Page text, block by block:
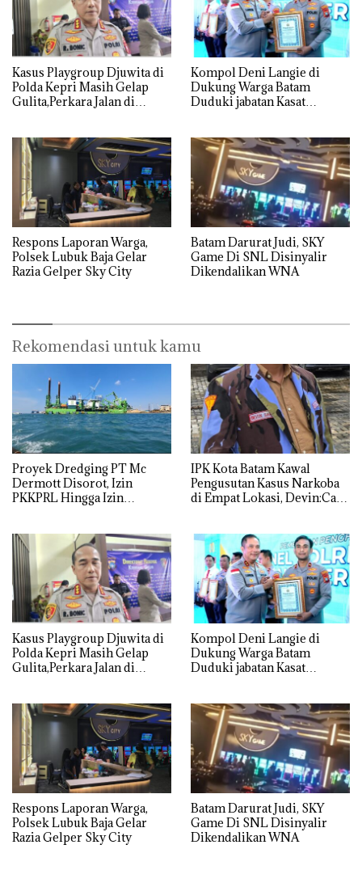
Kasus Playgroup Djuwita di
Polda Kepri Masih Gelap
Gulita,Perkara Jalan di
Kompol Deni Langie di
Dukung Warga Batam
Duduki jabatan Kasat
Respons Laporan Warga,
Polsek Lubuk Baja Gelar
Razia Gelper Sky City
Batam Darurat Judi, SKY
Game Di SNL Disinyalir
Dikendalikan WNA
Rekomendasi untuk kamu
Proyek Dredging PT Mc
Dermott Disorot, Izin
PKKPRL Hingga Izin
IPK Kota Batam Kawal
Pengusutan Kasus Narkoba
di Empat Lokasi, Devin:Cari
Kasus Playgroup Djuwita di
Polda Kepri Masih Gelap
Gulita,Perkara Jalan di
Kompol Deni Langie di
Dukung Warga Batam
Duduki jabatan Kasat
Respons Laporan Warga,
Polsek Lubuk Baja Gelar
Razia Gelper Sky City
Batam Darurat Judi, SKY
Game Di SNL Disinyalir
Dikendalikan WNA